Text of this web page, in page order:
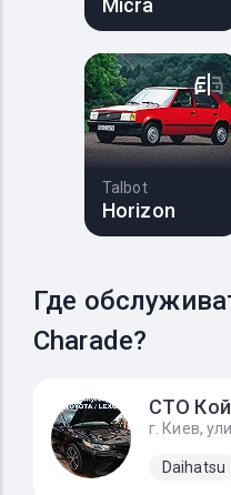
Micra
Talbot
Horizon
Где
Charade?
СТО
г. Киев,
Daihatsu